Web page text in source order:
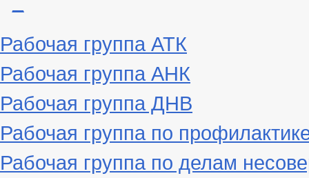
Рабочая группа АТК
Рабочая группа АНК
Рабочая группа ДНВ
Рабочая группа по
Рабочая группа по делам